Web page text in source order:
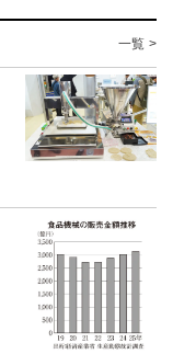
一覧 >